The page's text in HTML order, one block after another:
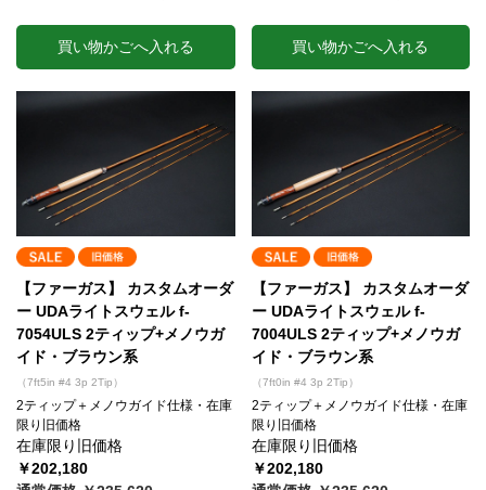
買い物かごへ入れる 買い物かごへ入れる
【ファーガス】 カスタムオーダ
ー UDAライトスウェル f-
7054ULS 2ティップ+メノウガ
イド・ブラウン系
（7ft5in #4 3p 2Tip）
2ティップ＋メノウガイド仕様・在庫
限り旧価格
在庫限り旧価格
￥202,180
【ファーガス】 カスタムオーダ
ー UDAライトスウェル f-
7004ULS 2ティップ+メノウガ
イド・ブラウン系
（7ft0in #4 3p 2Tip）
2ティップ＋メノウガイド仕様・在庫
限り旧価格
在庫限り旧価格
￥202,180